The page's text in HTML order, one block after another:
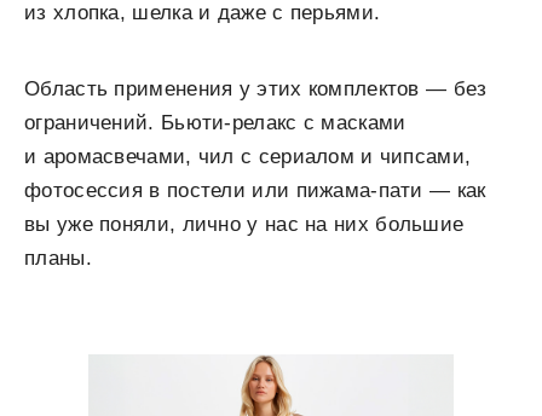
из хлопка, шелка и даже с перьями.
Область применения у этих комплектов — без
ограничений. Бьюти-релакс с масками
и аромасвечами, чил с сериалом и чипсами,
фотосессия в постели или пижама-пати — как
вы уже поняли, лично у нас на них большие
планы.